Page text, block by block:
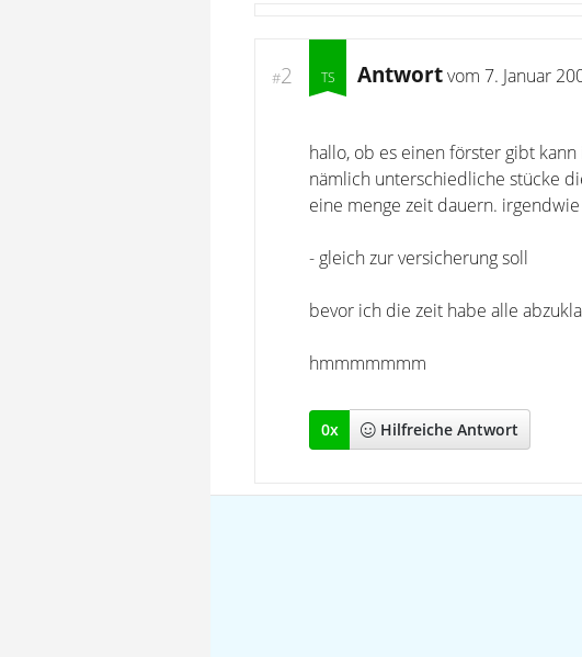
#2 Antwortvom 7. Januar
hallo, ob es einen förster gibt
nämlich unterschiedliche stücke
eine menge zeit dauern.
- gleich zur versicherung soll
bevor ich die zeit habe alle
hmmmmmmm
0x Hilfreiche Antwort